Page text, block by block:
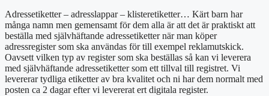
Adressetiketter – adresslappar – klisteretiketter… Kärt barn har
många namn men gemensamt för dem alla är att det är praktiskt att
beställa med självhäftande adressetiketter när man köper
adressregister som ska användas för till exempel reklamutskick.
Oavsett vilken typ av register som ska beställas så kan vi leverera
med självhäftande adressetiketter som ett tillval till registret. Vi
levererar tydliga etiketter av bra kvalitet och ni har dem normalt med
posten ca 2 dagar efter vi levererat ert digitala register.